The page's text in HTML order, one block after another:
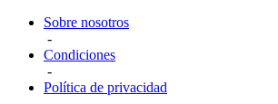
Sobre nosotros
-
Condiciones
-
Política de privacidad